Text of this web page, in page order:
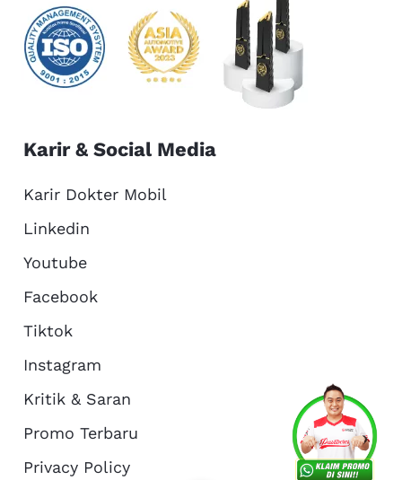
About Us
Karir & Social Media
Karir Dokter Mobil
Linkedin
Youtube
Facebook
Tiktok
Instagram
Kritik & Saran
Promo Terbaru
Privacy Policy